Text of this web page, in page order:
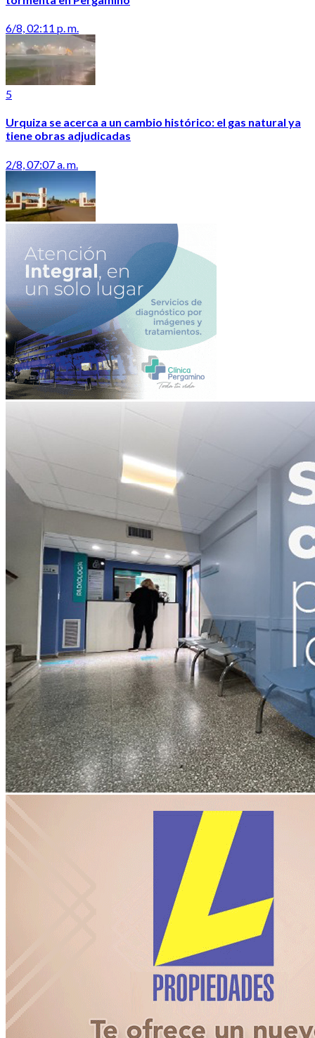
6/8, 02:11 p. m.
5
Urquiza se acerca a un cambio histórico: el gas natural ya
tiene obras adjudicadas
2/8, 07:07 a. m.